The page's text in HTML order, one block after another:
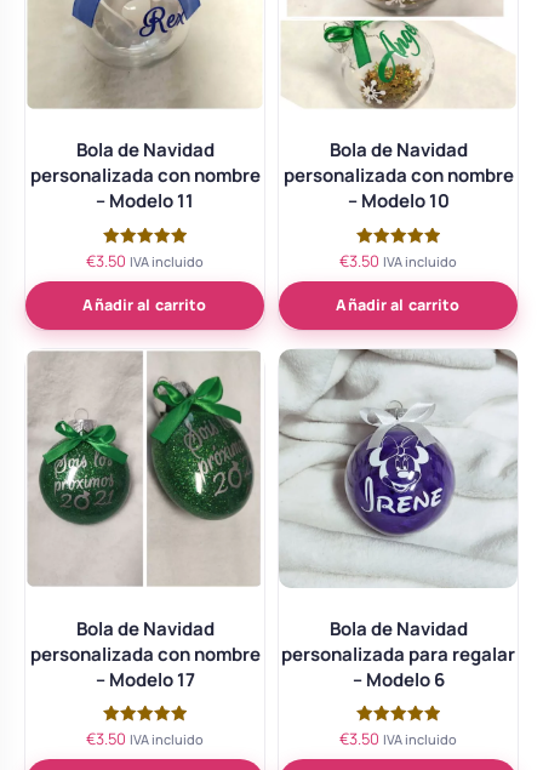
Bola de Navidad
personalizada con nombre
– Modelo 11
Valorado
con
5.00
de 5
€3.50 IVA incluido
Añadir al carrito
Bola de Navidad
personalizada con nombre
– Modelo 10
Valorado
con
5.00
de 5
€3.50 IVA incluido
Añadir al carrito
Bola de Navidad
personalizada con nombre
– Modelo 17
Valorado
€3.50 IVA incluido
Bola de Navidad
personalizada para regalar
– Modelo 6
Valorado
€3.50 IVA incluido